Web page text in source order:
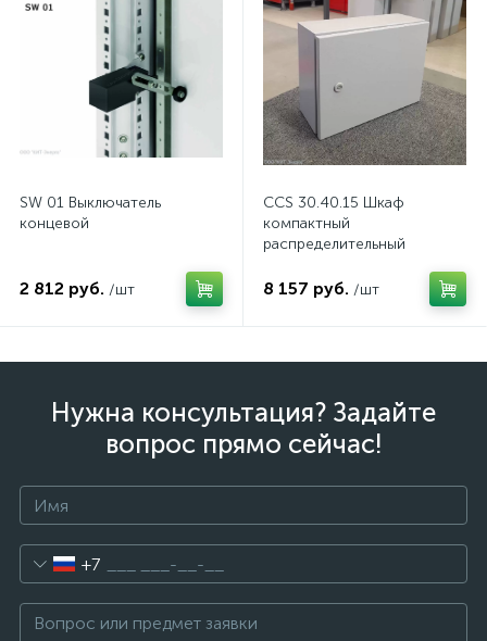
SW 01 Выключатель
концевой
2 812 руб. /шт
CCS 30.40.15 Шкаф
компактный
распределительный
8 157 руб. /шт
Нужна консультация? Задайте
вопрос прямо сейчас!
+7